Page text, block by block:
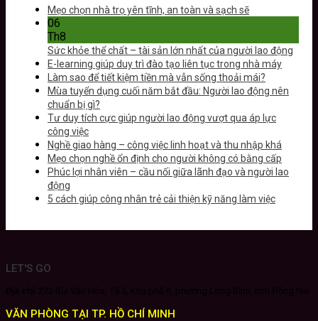
Mẹo chọn nhà trọ yên tĩnh, an toàn và sạch sẽ
06
Th8
Sức khỏe thể chất – tài sản lớn nhất của người lao động
E-learning giúp duy trì đào tạo liên tục trong nhà máy
Làm sao để tiết kiệm tiền mà vẫn sống thoải mái?
Mùa tuyển dụng cuối năm bắt đầu: Người lao động nên
chuẩn bị gì?
Tư duy tích cực giúp người lao động vượt qua áp lực
công việc
Nghề giao hàng – công việc linh hoạt và thu nhập khá
Mẹo chọn nghề ổn định cho người không có bằng cấp
Phúc lợi nhân viên – cầu nối giữa lãnh đạo và người lao
động
5 cách giúp công nhân trẻ cải thiện kỹ năng làm việc
LET'S GO
VĂN PHÒNG TẠI TP. HỒ CHÍ MINH